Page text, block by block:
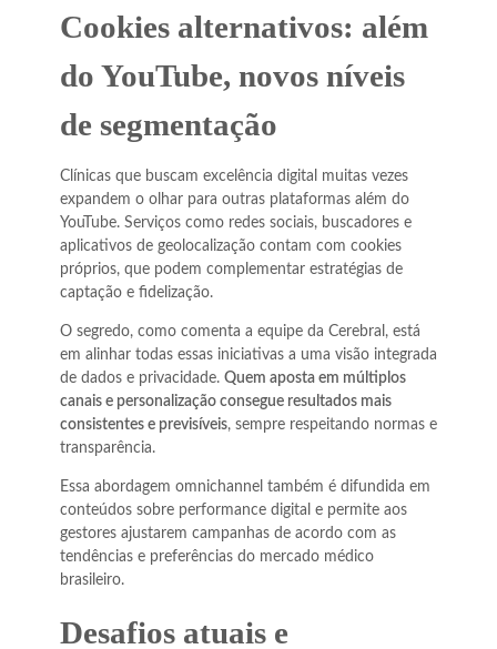
Cookies alternativos: além
do YouTube, novos níveis
de segmentação
Clínicas que buscam excelência digital muitas vezes
expandem o olhar para outras plataformas além do
YouTube. Serviços como redes sociais, buscadores e
aplicativos de geolocalização contam com cookies
próprios, que podem complementar estratégias de
captação e fidelização.
O segredo, como comenta a equipe da Cerebral, está
em alinhar todas essas iniciativas a uma visão integrada
de dados e privacidade. Quem aposta em múltiplos
canais e personalização consegue resultados mais
consistentes e previsíveis, sempre respeitando normas e
transparência.
Essa abordagem omnichannel também é difundida em
conteúdos sobre performance digital e permite aos
gestores ajustarem campanhas de acordo com as
tendências e preferências do mercado médico
brasileiro.
Desafios atuais e